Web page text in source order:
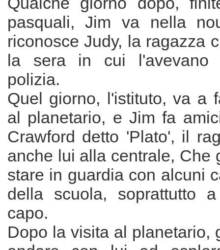
pasquali, Jim va nella
riconosce Judy, la ragazza
la sera in cui l'avevano
polizia.
Quel giorno, l'istituto, va a
al planetario, e Jim fa
Crawford detto 'Plato', il
anche lui alla centrale, Che
stare in guardia con alcuni
della scuola, soprattutto
capo.
Dopo la visita al planetario,